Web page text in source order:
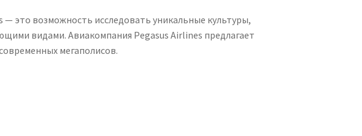
это возможность исследовать уникальные культуры,
видами. Авиакомпания Pegasus Airlines предлагает
мегаполисов.